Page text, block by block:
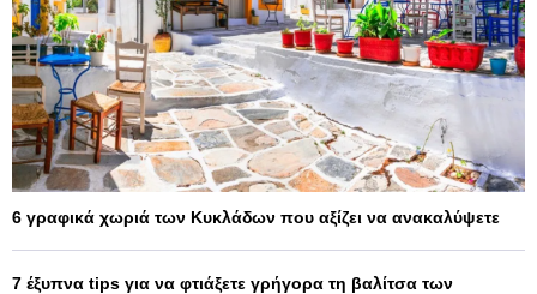
6 γραφικά χωριά των Κυκλάδων που αξίζει να ανακαλύψετε
7 έξυπνα tips για να φτιάξετε γρήγορα τη βαλίτσα των